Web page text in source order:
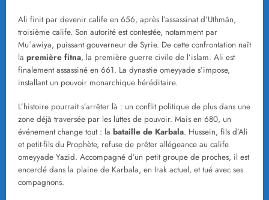
Ali finit par devenir calife en 656, après l’assassinat d’Uthmân,
troisième calife. Son autorité est contestée, notamment par
Muʿawiya, puissant gouverneur de Syrie. De cette confrontation naît
la première fitna, la première guerre civile de l’islam. Ali est
finalement assassiné en 661. La dynastie omeyyade s’impose,
installant un pouvoir monarchique héréditaire.
L’histoire pourrait s’arrêter là : un conflit politique de plus dans une
zone déjà traversée par les luttes de pouvoir. Mais en 680, un
événement change tout : la bataille de Karbala. Hussein, fils d’Ali
et petit-fils du Prophète, refuse de prêter allégeance au calife
omeyyade Yazid. Accompagné d’un petit groupe de proches, il est
encerclé dans la plaine de Karbala, en Irak actuel, et tué avec ses
compagnons.